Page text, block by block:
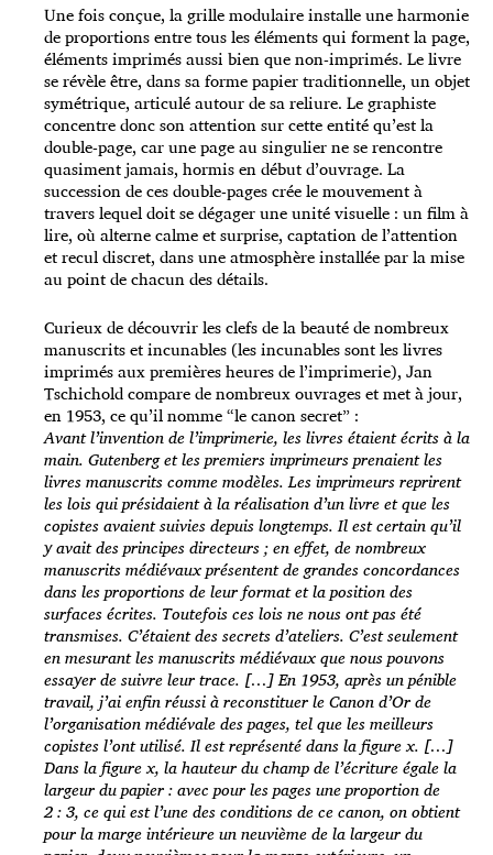
Une fois conçue, la grille modulaire installe une harmonie
de proportions entre tous les éléments qui forment la page,
éléments imprimés aussi bien que non-imprimés. Le livre
se révèle être, dans sa forme papier traditionnelle, un objet
symétrique, articulé autour de sa reliure. Le graphiste
concentre donc son attention sur cette entité qu’est la
double-page, car une page au singulier ne se rencontre
quasiment jamais, hormis en début d’ouvrage. La
succession de ces double-pages crée le mouvement à
travers lequel doit se dégager une unité visuelle : un film à
lire, où alterne calme et surprise, captation de l’attention
et recul discret, dans une atmosphère installée par la mise
au point de chacun des détails.
Curieux de découvrir les clefs de la beauté de nombreux
manuscrits et incunables (les incunables sont les livres
imprimés aux premières heures de l’imprimerie), Jan
Tschichold compare de nombreux ouvrages et met à jour,
en 1953, ce qu’il nomme “le canon secret” :
Avant l’invention de l’imprimerie, les livres étaient écrits à la
main. Gutenberg et les premiers imprimeurs prenaient les
livres manuscrits comme modèles. Les imprimeurs reprirent
les lois qui présidaient à la réalisation d’un livre et que les
copistes avaient suivies depuis longtemps. Il est certain qu’il
y avait des principes directeurs ; en effet, de nombreux
manuscrits médiévaux présentent de grandes concordances
dans les proportions de leur format et la position des
surfaces écrites. Toutefois ces lois ne nous ont pas été
transmises. C’étaient des secrets d’ateliers. C’est seulement
en mesurant les manuscrits médiévaux que nous pouvons
essayer de suivre leur trace. […] En 1953, après un pénible
travail, j’ai enfin réussi à reconstituer le Canon d’Or de
l’organisation médiévale des pages, tel que les meilleurs
copistes l’ont utilisé. Il est représenté dans la figure x. […]
Dans la figure x, la hauteur du champ de l’écriture égale la
largeur du papier : avec pour les pages une proportion de
2 : 3, ce qui est l’une des conditions de ce canon, on obtient
pour la marge intérieure un neuvième de la largeur du